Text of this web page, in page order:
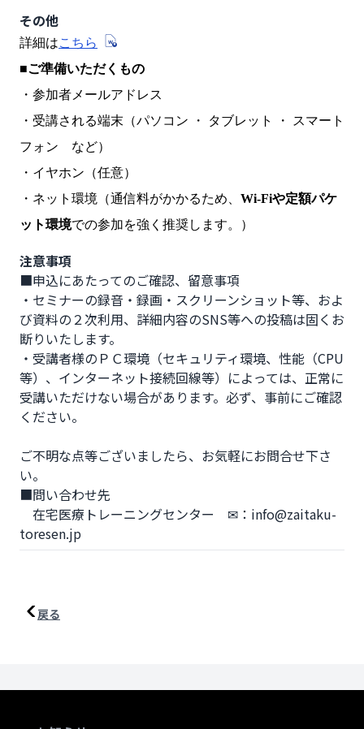
その他
詳細はこちら
■ご準備いただくもの
・参加者メールアドレス
・受講される端末（パソコン ・ タブレット ・ スマート
フォン など）
・イヤホン（任意）
・ネット環境（通信料がかかるため、 Wi-Fiや定額パケ
ット環境での参加を強く推奨します。）
注意事項
■申込にあたってのご確認、留意事項
・セミナーの録音・録画・スクリーンショット等、およ
び資料の２次利用、詳細内容のSNS等への投稿は固くお
断りいたします。
・受講者様のＰＣ環境（セキュリティ環境、性能（CPU
等）、インターネット接続回線等）によっては、正常に
受講いただけない場合があります。必ず、事前にご確認
ください。
ご不明な点等ございましたら、お気軽にお問合せ下さ
い。
■問い合わせ先
在宅医療トレーニングセンター　✉：info@zaitaku-
toresen.jp
戻る